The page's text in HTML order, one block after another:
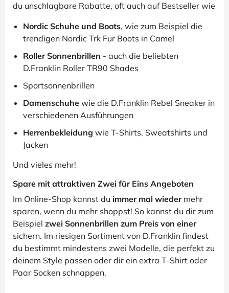
du unschlagbare Rabatte, oft auch auf Bestseller wie
Nordic Schuhe und Boots, wie zum Beispiel die
trendigen Nordic Trk Fur Boots in Camel
Roller Sonnenbrillen - auch die beliebten
D.Franklin Roller TR90 Shades
Sportsonnenbrillen
Damenschuhe wie die D.Franklin Rebel Sneaker in
verschiedenen Ausführungen
Herrenbekleidung wie T-Shirts, Sweatshirts und
Jacken
Und vieles mehr!
Spare mit attraktiven Zwei für Eins Angeboten
Im Online-Shop kannst du immer mal wiedermehr
sparen, wenn du mehr shoppst! So kannst du dir zum
Beispiel zwei Sonnenbrillen zum Preis von einer
sichern. Im riesigen Sortiment von D.Franklin findest
du bestimmt mindestens zwei Modelle, die perfekt zu
deinem Style passen oder dir ein extra T-Shirt oder
Paar Socken schnappen.